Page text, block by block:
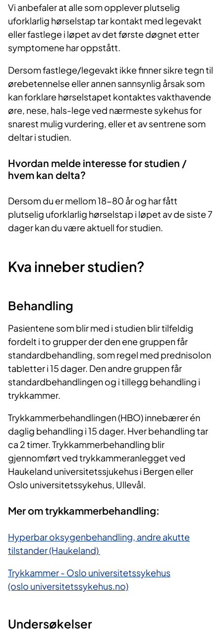
Vi anbefaler at alle som opplever plutselig
uforklarlig hørselstap tar kontakt med legevakt
eller fastlege i løpet av det første døgnet etter
symptomene har oppstått.
Dersom fastlege/legevakt ikke finner sikre tegn til
ørebetennelse eller annen sannsynlig årsak som
kan forklare hørselstapet kontaktes vakthavende
øre, nese, hals-lege ved nærmeste sykehus for
snarest mulig vurdering, eller et av sentrene som
deltar i studien.
Hvordan melde interesse for studien /
hvem kan delta?
Dersom du er mellom 18-80 år og har fått
plutselig uforklarlig hørselstap i løpet av de siste 7
dager kan du være aktuell for studien.
Kva inneber studien?
Behandling
Pasientene som blir med i studien blir tilfeldig
fordelt i to grupper der den ene gruppen får
standardbehandling, som regel med prednisolon
tabletter i 15 dager. Den andre gruppen får
standardbehandlingen og i tillegg behandling i
trykkammer.
Trykkammerbehandlingen (HBO) innebærer én
daglig behandling i 15 dager. Hver behandling tar
ca 2 timer. Trykkammerbehandling blir
gjennomført ved trykkammeranlegget ved
Haukeland universitetssjukehus i Bergen eller
Oslo universitetssykehus, Ullevål.
Mer om trykkammerbehandling:
Hyperbar oksygenbehandling, andre akutte
tilstander (Haukeland)
Trykkammer - Oslo universitetssykehus
(oslo universitetssykehus.no)
Undersøkelser